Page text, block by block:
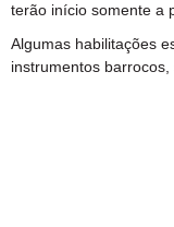
terão início somente a
Algumas habilitações
instrumentos barrocos,